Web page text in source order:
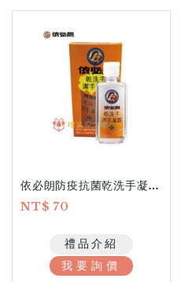
依必朗防疫抗菌乾洗手凝露60ml
NT$ 70
禮品介紹
我要詢價